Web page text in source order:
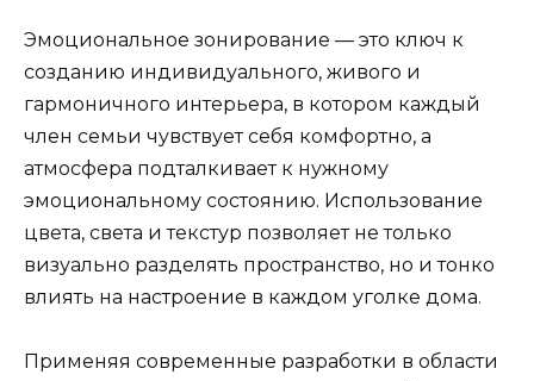
Эмоциональное зонирование — это ключ к
созданию индивидуального, живого и
гармоничного интерьера, в котором каждый
член семьи чувствует себя комфортно, а
атмосфера подталкивает к нужному
эмоциональному состоянию. Использование
цвета, света и текстур позволяет не только
визуально разделять пространство, но и тонко
влиять на настроение в каждом уголке дома.
Применяя современные разработки в области